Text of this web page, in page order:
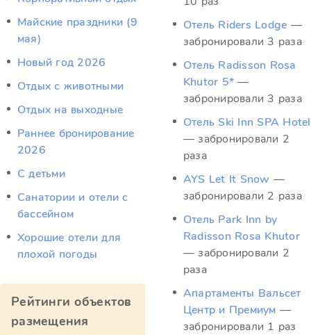
Майские праздники (9
мая)
Новый год 2026
Отдых c животными
Отдых на выходные
Раннее бронирование
2026
С детьми
Санатории и отели с
бассейном
Хорошие отели для
плохой погоды
Рейтинги объектов
размещения
Отель Riders Lodge —
забронировали 3 раза
Отель Radisson Rosa
Khutor 5* —
забронировали 3 раза
Отель Ski Inn SPA Hotel
— забронировали 2
раза
AYS Let It Snow —
забронировали 2 раза
Отель Park Inn by
Radisson Rosa Khutor
— забронировали 2
раза
Апартаменты Вальсет
Центр и Премиум —
забронировали 1 раз